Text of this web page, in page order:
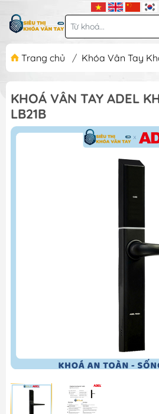
Trang chủ / Khóa Vân Tay
KHOÁ VÂN TAY ADEL
LB21B